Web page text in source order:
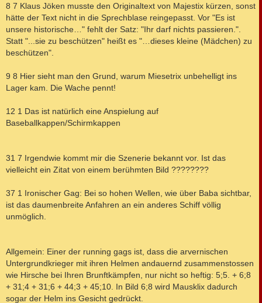
8 7 Klaus Jöken musste den Originaltext von Majestix kürzen, sonst
hätte der Text nicht in die Sprechblase reingepasst. Vor "Es ist
unsere historische…" fehlt der Satz: "Ihr darf nichts passieren.".
Statt "...sie zu beschützen" heißt es "…dieses kleine (Mädchen) zu
beschützen".
9 8 Hier sieht man den Grund, warum Miesetrix unbehelligt ins
Lager kam. Die Wache pennt!
12 1 Das ist natürlich eine Anspielung auf
Baseballkappen/Schirmkappen
31 7 Irgendwie kommt mir die Szenerie bekannt vor. Ist das
vielleicht ein Zitat von einem berühmten Bild ????????
37 1 Ironischer Gag: Bei so hohen Wellen, wie über Baba sichtbar,
ist das daumenbreite Anfahren an ein anderes Schiff völlig
unmöglich.
Allgemein: Einer der running gags ist, dass die arvernischen
Untergrundkrieger mit ihren Helmen andauernd zusammenstossen
wie Hirsche bei Ihren Brunftkämpfen, nur nicht so heftig: 5;5. + 6;8
+ 31;4 + 31;6 + 44;3 + 45;10. In Bild 6;8 wird Mausklix dadurch
sogar der Helm ins Gesicht gedrückt.